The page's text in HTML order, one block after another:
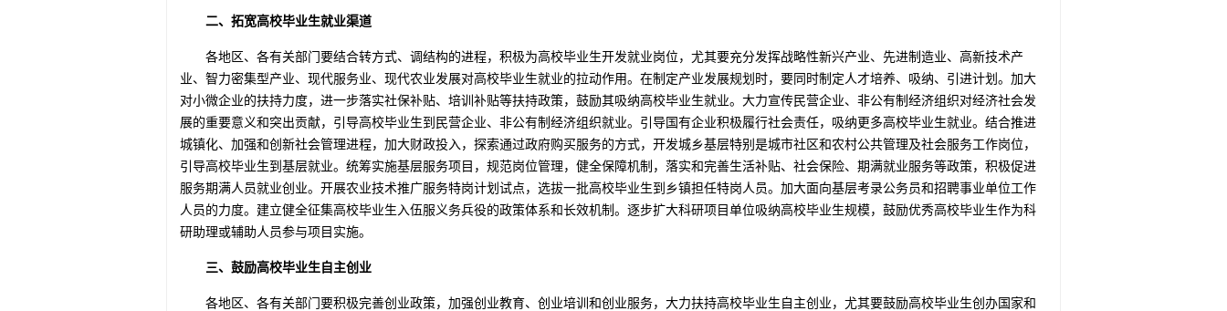
二、拓宽高校毕业生就业渠道
各地区、各有关部门要结合转方式、调结构的进程，积极为高校毕业生开发就业岗位，尤其要充分发挥战略性新兴产业、先进制造业、高新技术产
业、智力密集型产业、现代服务业、现代农业发展对高校毕业生就业的拉动作用。在制定产业发展规划时，要同时制定人才培养、吸纳、引进计划。加大
对小微企业的扶持力度，进一步落实社保补贴、培训补贴等扶持政策，鼓励其吸纳高校毕业生就业。大力宣传民营企业、非公有制经济组织对经济社会发
展的重要意义和突出贡献，引导高校毕业生到民营企业、非公有制经济组织就业。引导国有企业积极履行社会责任，吸纳更多高校毕业生就业。结合推进
城镇化、加强和创新社会管理进程，加大财政投入，探索通过政府购买服务的方式，开发城乡基层特别是城市社区和农村公共管理及社会服务工作岗位，
引导高校毕业生到基层就业。统筹实施基层服务项目，规范岗位管理，健全保障机制，落实和完善生活补贴、社会保险、期满就业服务等政策，积极促进
服务期满人员就业创业。开展农业技术推广服务特岗计划试点，选拔一批高校毕业生到乡镇担任特岗人员。加大面向基层考录公务员和招聘事业单位工作
人员的力度。建立健全征集高校毕业生入伍服义务兵役的政策体系和长效机制。逐步扩大科研项目单位吸纳高校毕业生规模，鼓励优秀高校毕业生作为科
研助理或辅助人员参与项目实施。
三、鼓励高校毕业生自主创业
各地区、各有关部门要积极完善创业政策，加强创业教育、创业培训和创业服务，大力扶持高校毕业生自主创业，尤其要鼓励高校毕业生创办国家和